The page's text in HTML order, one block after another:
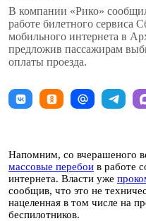
В компании «Рико»
работе билетного сервиса
мобильного интернета в
предложив пассажирам
оплаты проезда.
Напомним, со вчерашеного
массовые перебои в работе
интернета. Власти уже
сообщив, что это не
нацеленная в том числе на
беспилотников.